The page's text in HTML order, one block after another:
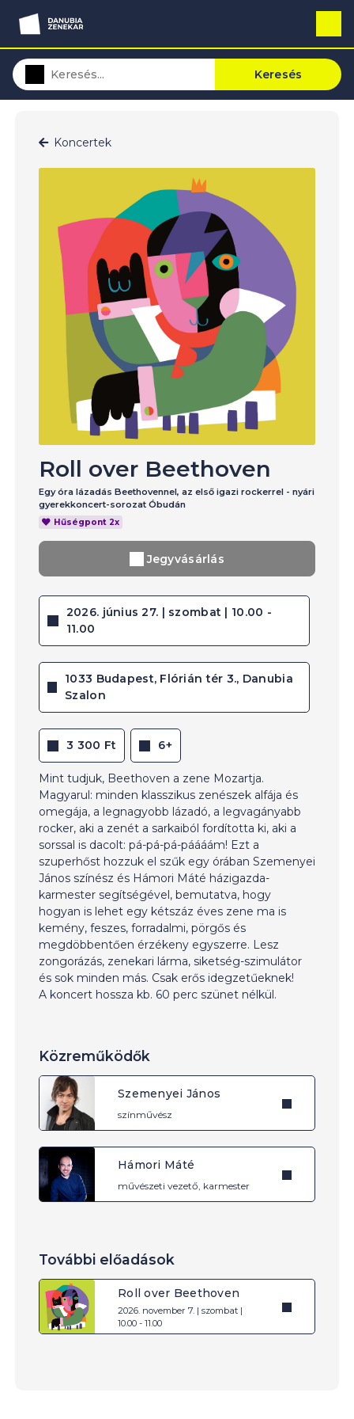
Keresés
Koncertek
Roll over Beethoven
Egy óra lázadás Beethovennel, az első igazi rockerrel - nyári
gyerekkoncert-sorozat Óbudán
Hűségpont 2x
Jegyvásárlás
2026. június 27. | szombat | 10.00 -
11.00
1033 Budapest, Flórián tér 3., Danubia
Szalon
3 300 Ft 6+
Mint tudjuk, Beethoven a zene Mozartja.
Magyarul: minden klasszikus zenészek alfája és
omegája, a legnagyobb lázadó, a legvagányabb
rocker, aki a zenét a sarkaiból fordította ki, aki a
sorssal is dacolt: pá-pá-pá-páááám! Ezt a
szuperhőst hozzuk el szűk egy órában Szemenyei
János színész és Hámori Máté házigazda-
karmester segítségével, bemutatva, hogy
hogyan is lehet egy kétszáz éves zene ma is
kemény, feszes, forradalmi, pörgős és
megdöbbentően érzékeny egyszerre. Lesz
zongorázás, zenekari lárma, siketség-szimulátor
és sok minden más. Csak erős idegzetűeknek!
A koncert hossza kb. 60 perc szünet nélkül.
Közreműködők
Szemenyei János
színművész
Hámori Máté
művészeti vezető, karmester
További előadások
Roll over Beethoven
2026. november 7. | szombat |
10.00 - 11.00